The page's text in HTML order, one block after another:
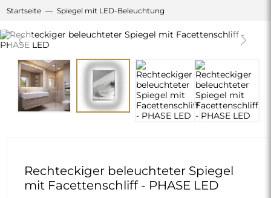
Startseite Spiegel mit LED-Beleuchtung
Previous Next
Rechteckiger beleuchteter Spiegel
mit Facettenschliff - PHASE LED